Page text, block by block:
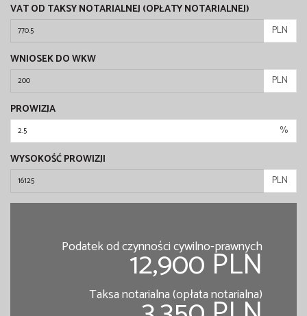
VAT OD TAKSY NOTARIALNEJ (OPŁATY NOTARIALNEJ)
PLN
WNIOSEK DO WKW
PLN
PROWIZJA
%
WYSOKOŚĆ PROWIZJI
PLN
Podatek od czynności cywilno-prawnych
12,900 PLN
Taksa notarialna (opłata notarialna)